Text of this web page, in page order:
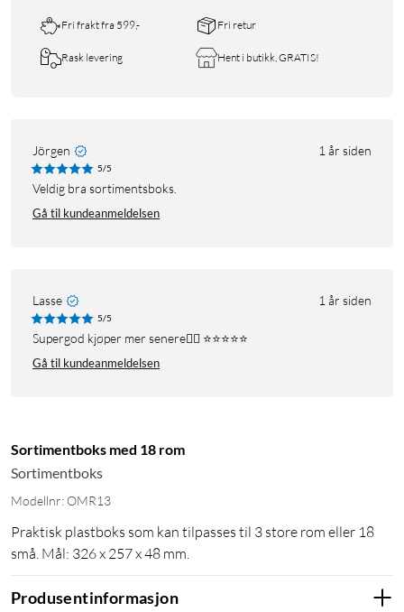
Fri frakt fra 599,- Fri retur
Rask levering Hent i butikk, GRATIS!
Jörgen 1 år siden
5/5
Veldig bra sortimentsboks.
Gå til kundeanmeldelsen
Lasse 1 år siden
5/5
Supergod kjøper mer senere👍🏻 ⭐️⭐️⭐️⭐️⭐️
Gå til kundeanmeldelsen
Sortimentboks med 18 rom
Sortimentboks
Modellnr: OMR13
Praktisk plastboks som kan tilpasses til 3 store rom eller 18
små. Mål: 326 x 257 x 48 mm.
Produsentinformasjon